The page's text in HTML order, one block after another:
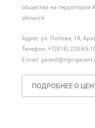
общества на территории
области
Адрес: ул. Попова, 18,
Телефон: +7(818) 220-65-
E-mail: garant@ngo-
ПОДРОБНЕЕ О